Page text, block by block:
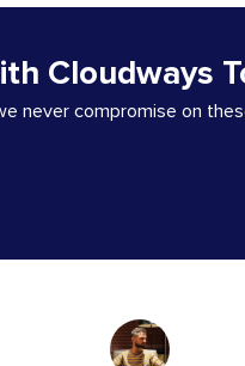
Cloudways
never compromise on